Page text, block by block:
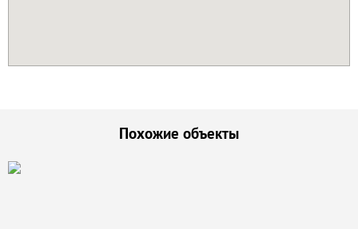
Похожие объекты